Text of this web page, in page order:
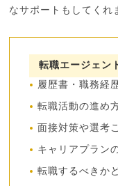
なサポートもしてくれ
転職エージェン
履歴書・職務経
転職活動の進め
面接対策や選考
キャリアプラン
転職するべきか